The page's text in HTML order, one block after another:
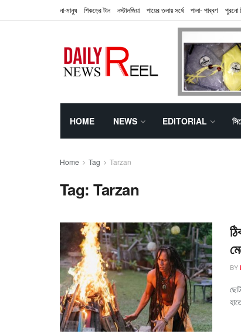
না-মানুষ শিকড়ের টান নস্টালজিয়া পায়ের তলায় সর্ষে পালা- পাব্বণ পুরনো
HOME NEWS EDITORIAL
Home Tag Tarzan
Tag:Tarzan
BY